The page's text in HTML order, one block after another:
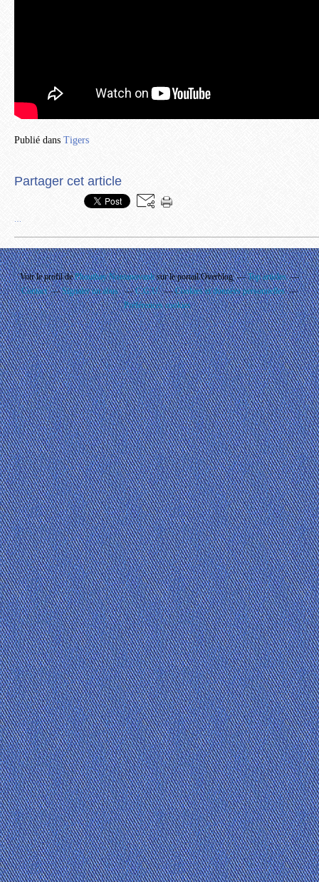
Publié dans Tigers
Partager cet article
Voir le profil dePhouthay Nontanovanhsur le portail Overblog
Top articles
Contact
Signaler un abus C.G.U.
Cookies et données personnelles
Préférences cookies